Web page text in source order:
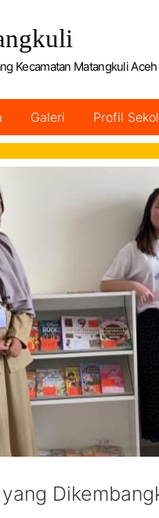
Kecamatan Matangkuli
Galeri Profil